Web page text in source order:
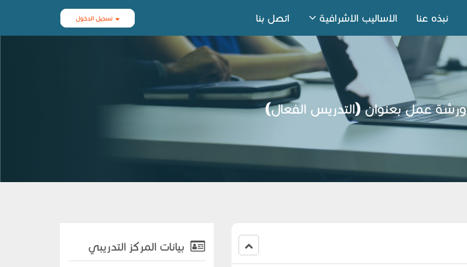
نبذه عنا الاساليب الاشرافية اتصل بنا تسجيل الدخول
ورشة عمل بعنوان (التدريس الفعال)
بيانات المركز التدريبي